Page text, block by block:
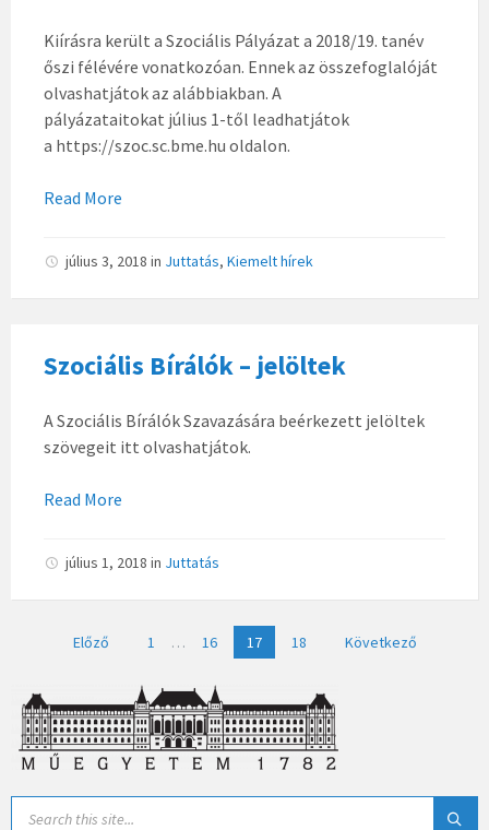
Kiírásra került a Szociális Pályázat a 2018/19. tanév
őszi félévére vonatkozóan. Ennek az összefoglalóját
olvashatjátok az alábbiakban. A
pályázataitokat július 1-től leadhatjátok
a https://szoc.sc.bme.hu oldalon.
Read More
július 3, 2018 in Juttatás, Kiemelt hírek
Szociális Bírálók – jelöltek
A Szociális Bírálók Szavazására beérkezett jelöltek
szövegeit itt olvashatjátok.
Read More
július 1, 2018 in Juttatás
Bejegyzések
Előző 1 … 16 17 18 Következő